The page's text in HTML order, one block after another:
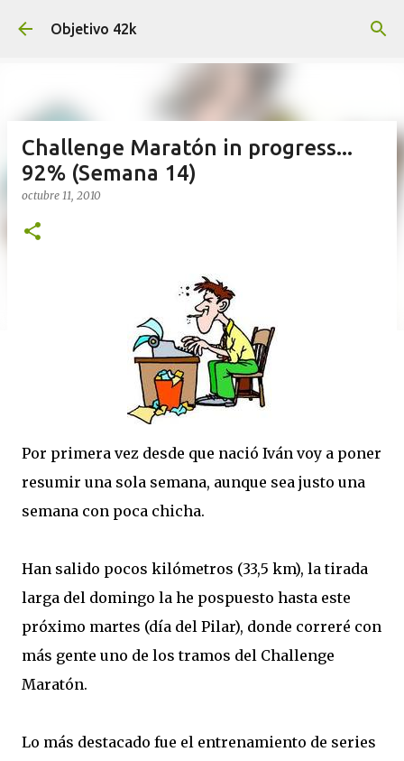
Ir al contenido principal
Objetivo 42k
Challenge Maratón in progress...
92% (Semana 14)
octubre 11, 2010
Por primera vez desde que nació Iván voy a poner
resumir una sola semana, aunque sea justo una
semana con poca chicha.
Han salido pocos kilómetros (33,5 km), la tirada
larga del domingo la he pospuesto hasta este
próximo martes (día del Pilar), donde correré con
más gente uno de los tramos del Challenge
Maratón.
Lo más destacado fue el entrenamiento de series